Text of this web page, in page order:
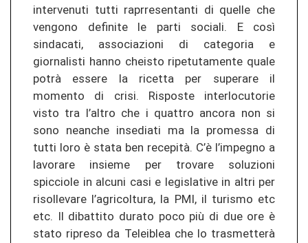
intervenuti tutti raprresentanti di quelle che
vengono definite le parti sociali. E così
sindacati, associazioni di categoria e
giornalisti hanno cheisto ripetutamente quale
potrà essere la ricetta per superare il
momento di crisi. Risposte interlocutorie
visto tra l’altro che i quattro ancora non si
sono neanche insediati ma la promessa di
tutti loro è stata ben recepità. C’è l’impegno a
lavorare insieme per trovare soluzioni
spicciole in alcuni casi e legislative in altri per
risollevare l’agricoltura, la PMI, il turismo etc
etc. Il dibattito durato poco più di due ore è
stato ripreso da Teleiblea che lo trasmetterà